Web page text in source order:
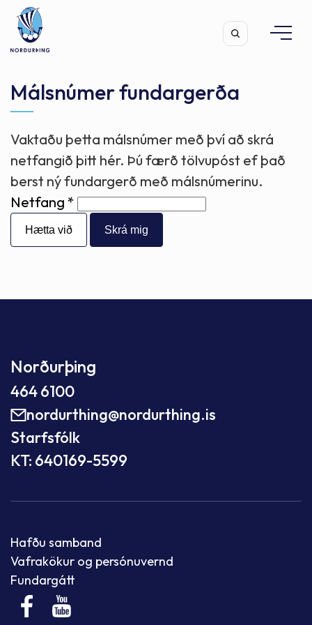
Leita
Málsnúmer fundargerða
Vaktaðu þetta málsnúmer með því að skrá
netfangið þitt hér. Þú færð tölvupóst ef það
berst ný fundargerð með málsnúmerinu.
Netfang
Hætta við
Norðurþing
464 6100
nordurthing@nordurthing.is
Starfsfólk
KT: 640169-5599
Hafðu samband
Vafrakökur og persónuvernd
Fundargátt